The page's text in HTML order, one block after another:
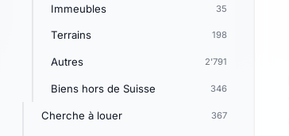
Immeubles 35
Terrains 198
Autres 2'791
Biens hors de Suisse 346
Cherche à louer 367